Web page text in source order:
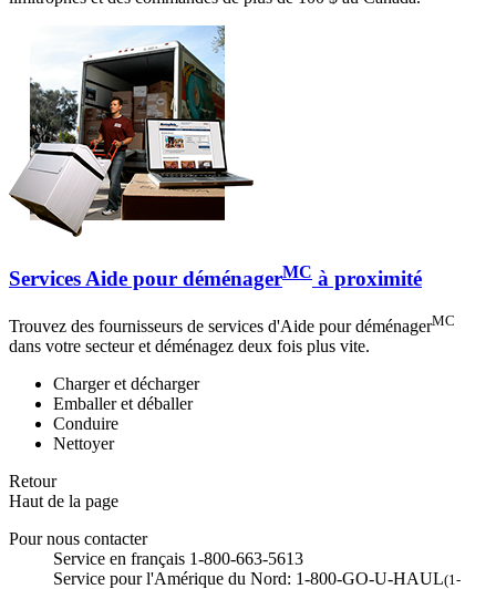
Services Aide pour déménagerMC à proximité
Trouvez des fournisseurs de services d'Aide pour déménagerMC
dans votre secteur et déménagez deux fois plus vite.
Charger et décharger
Emballer et déballer
Conduire
Nettoyer
Retour
Haut de la page
Pour nous contacter
Service en français 1-800-663-5613
Service pour l'Amérique du Nord: 1-800-GO-U-HAUL(1-